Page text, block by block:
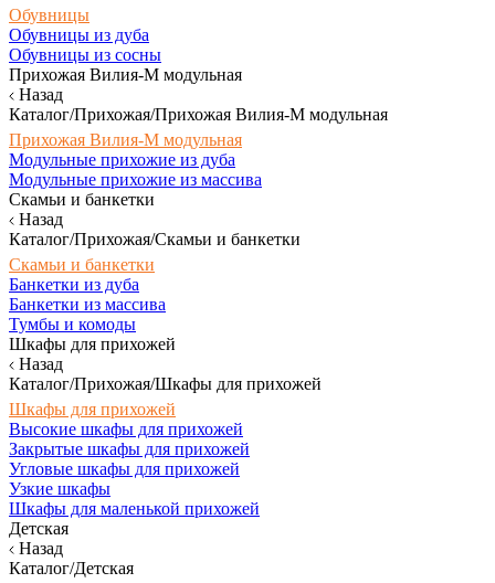
Обувницы
Обувницы из дуба
Обувницы из сосны
Прихожая Вилия-М модульная
Назад
Каталог/Прихожая/Прихожая Вилия-М модульная
Прихожая Вилия-М модульная
Модульные прихожие из дуба
Модульные прихожие из массива
Скамьи и банкетки
Назад
Каталог/Прихожая/Скамьи и банкетки
Скамьи и банкетки
Банкетки из дуба
Банкетки из массива
Тумбы и комоды
Шкафы для прихожей
Назад
Каталог/Прихожая/Шкафы для прихожей
Шкафы для прихожей
Высокие шкафы для прихожей
Закрытые шкафы для прихожей
Угловые шкафы для прихожей
Узкие шкафы
Шкафы для маленькой прихожей
Детская
Назад
Каталог/Детская